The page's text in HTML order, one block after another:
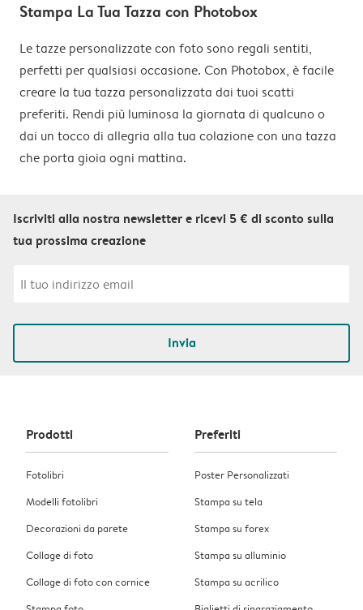
Stampa La Tua Tazza con Photobox
Le tazze personalizzate con foto sono regali sentiti,
perfetti per qualsiasi occasione. Con Photobox, è facile
creare la tua tazza personalizzata dai tuoi scatti
preferiti. Rendi più luminosa la giornata di qualcuno o
dai un tocco di allegria alla tua colazione con una tazza
che porta gioia ogni mattina.
Iscriviti alla nostra newsletter e ricevi 5 € di sconto sulla
tua prossima creazione
Invia
Prodotti
Fotolibri
Modelli fotolibri
Decorazioni da parete
Collage di foto
Collage di foto con cornice
Preferiti
Poster Personalizzati
Stampa su tela
Stampa su forex
Stampa su alluminio
Stampa su acrilico